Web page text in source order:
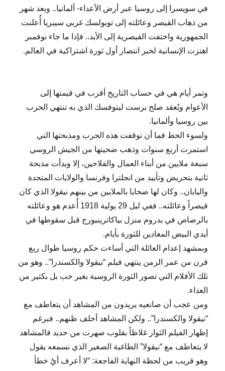
في سويسرا إلى روسيا عبر أرض الأعداء- ألمانيا.. وبعد شهر
من ذهاب القيصر وعائلته إلى توبولسك غربي سيبريا أُعلنت
الجمهورية واختفت القيصرية إلى الأبد.. فإذا ما جاء نوفمبر
اهتزت الإنسانية لخبر انتصار أول ثورة اشتراكية في العالم.
وتمر أيام هي في حساب التاريخ أقرب في قيمتها إلى
الأعوام ويُعقد صلح برست ليتوفسك الذي به تنتهي الحرب
بين روسيا وألمانيا.
ولسوء الحظ فما أن توقفت هذه الحرب ومذبحتها التي
استمرت أربع سنوات وذهب ضحيتها من الجيش الروسي
سبعة ملايين من أبناء العمال والفلاحين، إلا وبدأت مذبحة
ثانية بتحريض وتأييد من انجلترا وفرنسا والولايات المتحدة
واليابان.. وكان لها ضحايا بالملايين من بينهم نيقولا الذي كان
قيصراً وعائلته.. ففي ليل 29 يولية 1918 أُعدم هو وعائلته
بالرصاص في بدروم منزل بياكاترينبورج قبل سقوطها في
أيدي البيض المعادين للثورة بأيام.
وبمشهد إعدام العائلة التي أساءت حكم روسيا طوال ربع
قرن من عمر الزمن ينتهي فيلم “نيقولا والكسندرا”.. وهو من
تلك الأفلام التي تصور الثورة الروسية بغير حب بل بكثير من
العداء.
ومن عجب أن صانعيه يريدون من المشاهد أن يتعاطف مع
“نيقولا والكسندرا”.. ولكن المشاهد أخلف ظنهم.. فبرغم
إظهار الفيلم الثوار غلاظاً بقلوب صهرت من حديد فالمشاهد
لا يتعاطف مع “نيقولا” الطاغية الصغير الذي نسمعه يقول
وهو قريب من لحظة النهاية الفاجعة: “لا أعرف أيُ خطأ